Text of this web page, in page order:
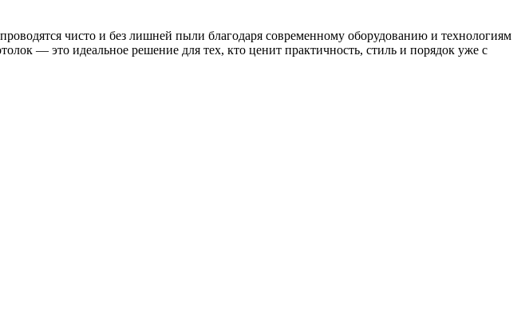
чисто и без лишней пыли благодаря современному оборудованию и технологиям
— это идеальное решение для тех, кто ценит практичность, стиль и порядок уже с